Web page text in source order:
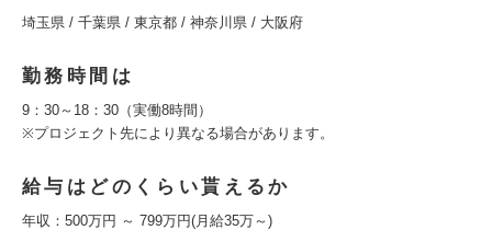
埼玉県 / 千葉県 / 東京都 / 神奈川県 / 大阪府
勤務時間は
9：30～18：30（実働8時間）
※プロジェクト先により異なる場合があります。
給与はどのくらい貰えるか
年収：500万円 ～ 799万円(月給35万～)